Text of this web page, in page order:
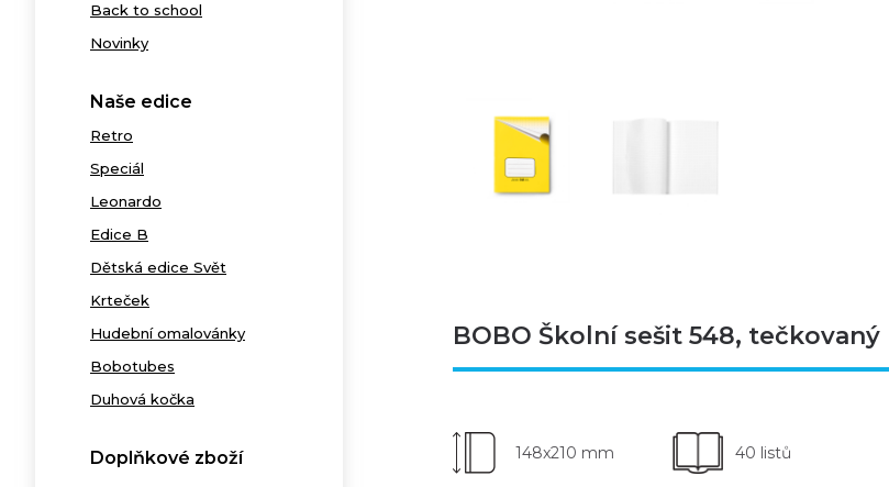
Back to school
Novinky
Naše edice
Retro
Speciál
Leonardo
Edice B
Dětská edice Svět
Krteček
Hudební omalovánky
Bobotubes
Duhová kočka
Doplňkové zboží
BOBO Školní sešit 548, tečkovaný
148x210 mm 40 listů